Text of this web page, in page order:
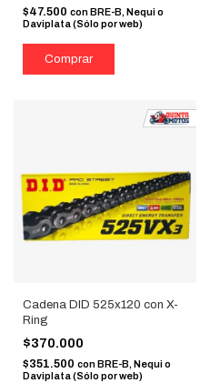
$47.500 con BRE-B, Nequi o
Daviplata (Sólo por web)
Cadena DID 525x120 con X-
Ring
$370.000
$351.500 con BRE-B, Nequi o
Daviplata (Sólo por web)